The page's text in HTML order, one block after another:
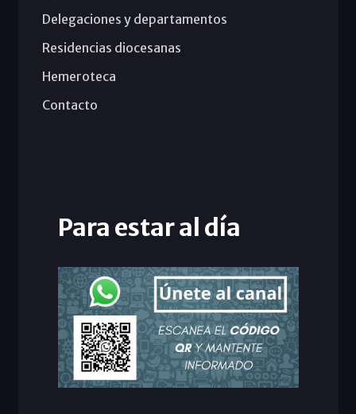
Delegaciones y departamentos
Residencias diocesanas
Hemeroteca
Contacto
Para estar al día